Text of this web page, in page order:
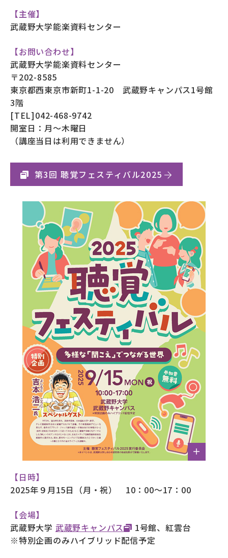
【主催】
武蔵野大学能楽資料センター
【お問い合わせ】
武蔵野大学能楽資料センター
〒202-8585
東京都西東京市新町1-1-20 武蔵野キャンパス1号館
3階
[TEL]042-468-9742
開室日：月～木曜日
（講座当日は利用できません）
第3回 聴覚フェスティバル2025
【日時】
2025年９月15日（月・祝） 10：00～17：00
【会場】
武蔵野大学 武蔵野キャンパス
1号館、紅雲台
※特別企画のみハイブリッド配信予定